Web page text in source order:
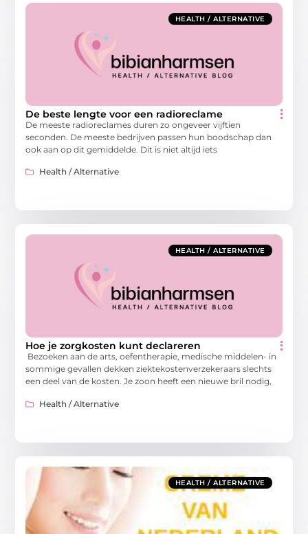
HEALTH / ALTERNATIVE
De beste lengte voor een radioreclame
De meeste radioreclames duren zo ongeveer vijftien
seconden. De meeste bedrijven passen hun boodschap dan
ook aan op dit gemiddelde. Dit is niet altijd iets
Health / Alternative
HEALTH / ALTERNATIVE
Hoe je zorgkosten kunt declareren
Bezoeken aan de arts, oefentherapie, medische middelen- in
sommige gevallen dekken ziektekostenverzekeraars slechts
een deel van de kosten. Je zoon heeft een nieuwe bril nodig,
Health / Alternative
HEALTH / ALTERNATIVE